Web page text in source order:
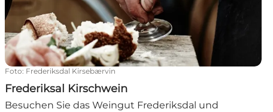
Foto: Frederiksdal Kirsebærvin
Frederiksal Kirschwein
Besuchen Sie das Weingut Frederiksdal und